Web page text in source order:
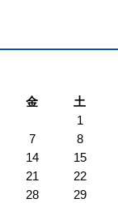
金
土
1
7
8
14
15
21
22
28
29